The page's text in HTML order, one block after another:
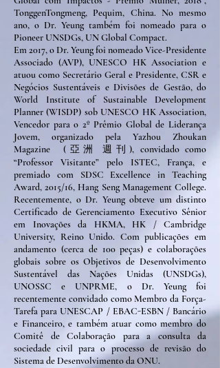
TonggenTongmeng, Pequim, China. No mesmo
ano, o Dr. Yeung também foi nomeado para o
Pioneer UNSDGs, UN Global Compact.
Em 2017, o Dr. Yeung foi nomeado Vice-Presidente
Associado (AVP), UNESCO HK Association e
atuou como Secretário Geral e Presidente, CSR e
Negócios Sustentáveis e Divisões de Gestão, do
World Institute of Sustainable Development
Planner (WISDP) sob UNESCO HK Association,
Vencedor para o 2º Prêmio Global de Liderança
Jovem, organizado pela Yazhou Zhoukan
Magazine
(亞洲 週刊), convidado como
“Professor Visitante” pelo ISTEC, França, e
premiado com SDSC Excellence in Teaching
Award, 2015/16, Hang Seng Management College.
Recentemente, o Dr. Yeung obteve um distinto
Certificado de Gerenciamento Executivo Sênior
em Inovações da HKMA, HK / Cambridge
University, Reino Unido. Com publicações em
andamento (cerca de 100 peças) e colaborações
globais sobre os Objetivos de Desenvolvimento
Sustentável das Nações Unidas (UNSDGs),
UNOSSC e UNPRME, o Dr. Yeung foi
recentemente convidado como Membro da Força-
Tarefa para UNESCAP / EBAC-ESBN / Bancário
e Financeiro, e também atuar como membro do
Comitê de Colaboração para a consulta da
sociedade civil para o processo de revisão do
Sistema de Desenvolvimento da ONU.